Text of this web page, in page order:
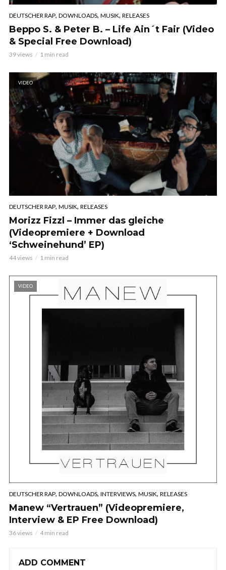
DEUTSCHER RAP, DOWNLOADS, MUSIK, RELEASES
Beppo S. & Peter B. – Life Ain´t Fair (Video
& Special Free Download)
39 views 1 min read
VIDEO
DEUTSCHER RAP, MUSIK, RELEASES
Morizz Fizzl – Immer das gleiche
(Videopremiere + Download
‘Schweinehund’ EP)
44 views 1 min read
VIDEO
DEUTSCHER RAP, DOWNLOADS, INTERVIEWS, MUSIK, RELEASES
Manew “Vertrauen” (Videopremiere,
Interview & EP Free Download)
36 views 4 min read
ADD COMMENT